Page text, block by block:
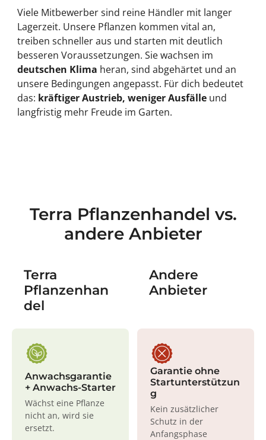
Viele Mitbewerber sind reine Händler mit langer
Lagerzeit. Unsere Pflanzen kommen vital an,
treiben schneller aus und starten mit deutlich
besseren Voraussetzungen. Sie wachsen im
deutschen Klima heran, sind abgehärtet und an
unsere Bedingungen angepasst. Für dich bedeutet
das: kräftiger Austrieb, weniger Ausfälle und
langfristig mehr Freude im Garten.
Terra Pflanzenhandel vs.
andere Anbieter
Terra
Pflanzenhan
del
Andere
Anbieter
Anwachsgarantie
+ Anwachs-Starter
Wächst eine Pflanze
nicht an, wird sie
ersetzt.
Garantie ohne
Startunterstützun
g
Kein zusätzlicher
Schutz in der
Anfangsphase